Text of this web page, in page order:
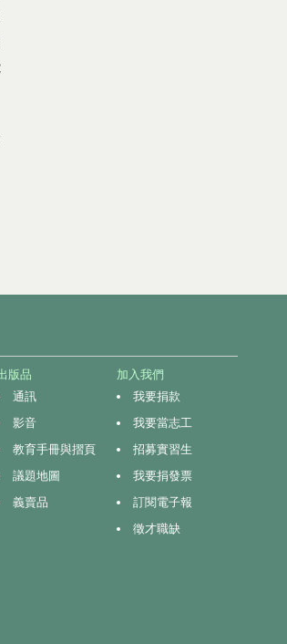
版品
通訊
影音
教育手冊與摺頁
議題地圖
義賣品
加入我們
我要捐款
我要當志工
招募實習生
我要捐發票
訂閱電子報
徵才職缺